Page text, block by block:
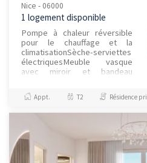
Nice - 06000
1 logement disponible
Pompe à chaleur réversible
pour le chauffage et la
climatisationSèche-serviettes
électriquesMeuble vasque
avec miroir et bandeau
bainsCuisine meubl...
Appt. T2 Résidence principale / PTZ, Investissement et Défiscalisation